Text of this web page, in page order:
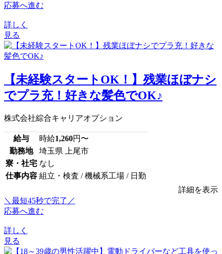
応募へ進む
詳しく
見る
【未経験スタートOK！】残業ほぼナシ
でプラ充！好きな髪色でOK♪
株式会社綜合キャリアオプション
給与 時給1,260円〜
勤務地
埼玉県 上尾市
寮・社宅 なし
仕事内容 組立・検査 / 機械系工場 / 日勤
詳細を表示
＼最短45秒で完了／
応募へ進む
詳しく
見る